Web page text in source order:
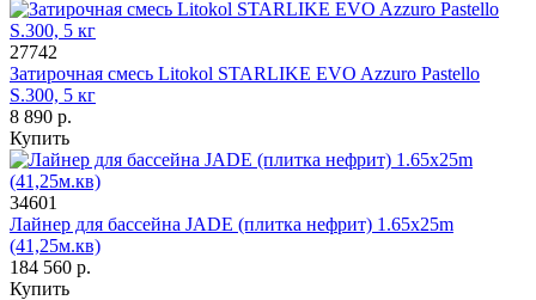
27742
Затирочная смесь Litokol STARLIKE EVO Azzuro Pastello
S.300, 5 кг
8 890 р.
Купить
34601
Лайнер для бассейна JADE (плитка нефрит) 1.65x25m
(41,25м.кв)
184 560 р.
Купить